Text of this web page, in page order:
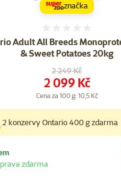
Adult All Breeds
& Sweet Potatoes 20kg
Původní cena
2 249 Kč
Cena
2 099 Kč
Cena za 100 g: 10,5 Kč
značka
2 konzervy Ontario 400 g zdarma
zdarma